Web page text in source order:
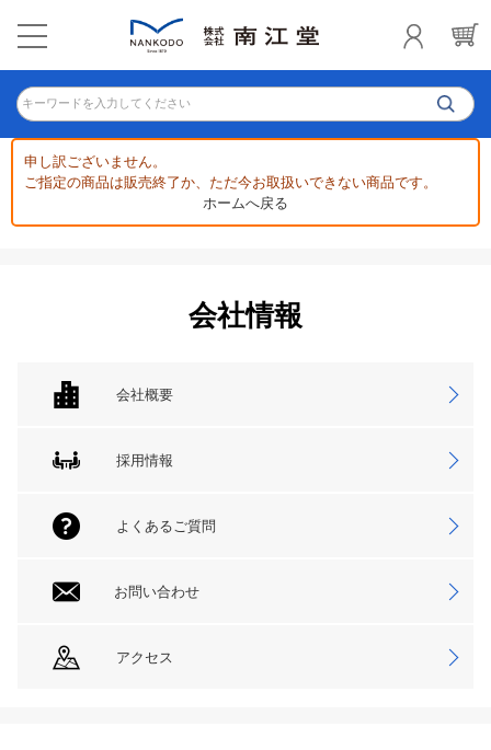
キーワードを入力してください
申し訳ございません。
ご指定の商品は販売終了か、ただ今お取扱いできない商品です。
ホームへ戻る
会社情報
会社概要
採用情報
よくあるご質問
お問い合わせ
アクセス